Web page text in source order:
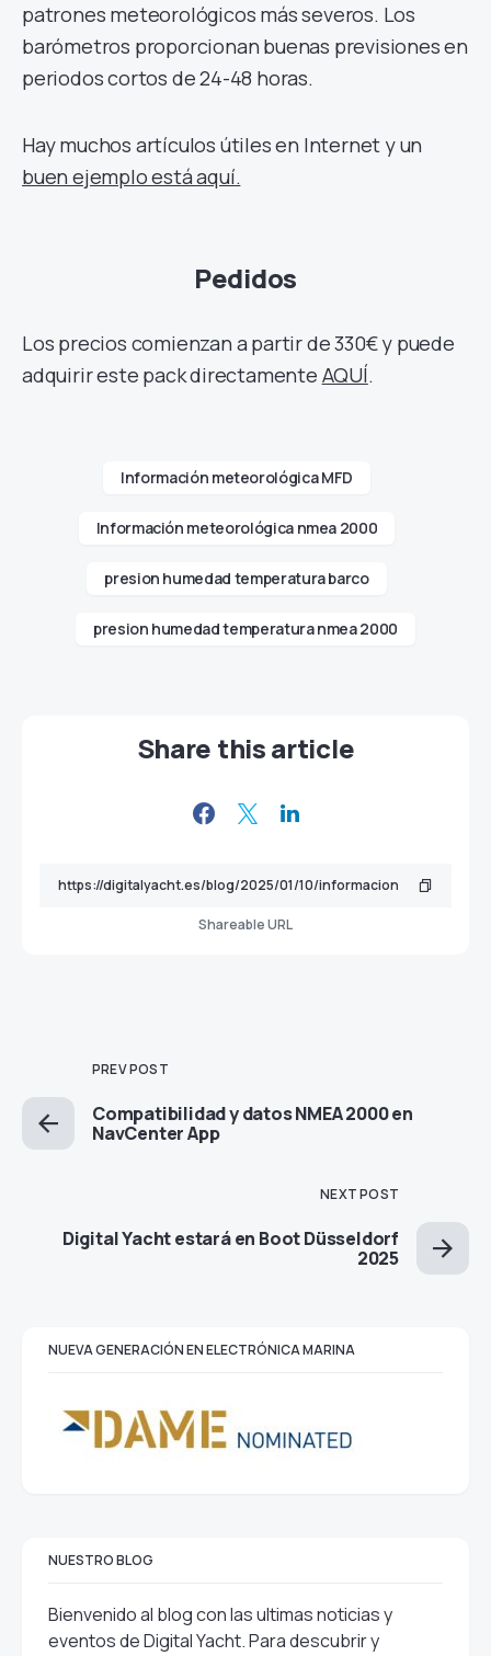
patrones meteorológicos más severos. Los
barómetros proporcionan buenas previsiones en
periodos cortos de 24-48 horas.
Hay muchos artículos útiles en Internet y un
buen ejemplo está aquí.
Pedidos
Los precios comienzan a partir de 330€ y puede
adquirir este pack directamente AQUÍ.
Información meteorológica MFD
Información meteorológica nmea 2000
presion humedad temperatura barco
presion humedad temperatura nmea 2000
Share this article
Shareable URL
PREV POST
Compatibilidad y datos NMEA 2000 en
NavCenter App
NEXT POST
Digital Yacht estará en Boot Düsseldorf
2025
NUEVA GENERACIÓN EN ELECTRÓNICA MARINA
NUESTRO BLOG
Bienvenido al blog con las ultimas noticias y
eventos de Digital Yacht. Para descubrir y